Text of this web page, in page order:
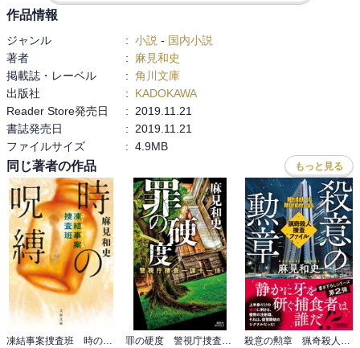
り、今回も波乱万丈ですね。
最後は、いつもの文書解読班になり、良かったですね。
作品情報
ジャンル : 小説 - 国内小説
著者
:
麻見和史
掲載誌・レーベル
: 角川文庫
出版社
:
KADOKAWA
Reader Store発売日
:
2019.11.21
書誌発売日
:
2019.11.21
ファイルサイズ
: 4.9MB
同じ著者の作品 もっと見る
凍結事案捜査班 時の呪縛
罪の硬度 警視庁捜査一課十一係
殺意の勲章 猟奇殺人捜査ファイル